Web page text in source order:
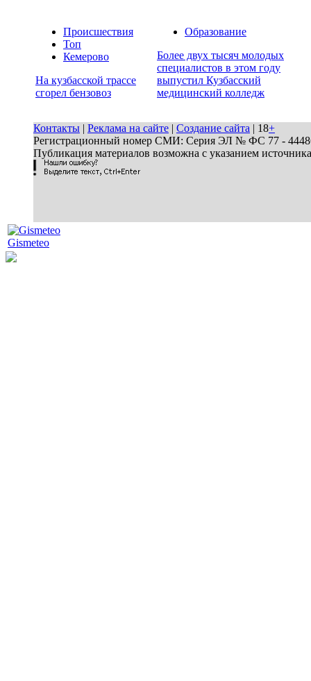
Происшествия
Топ
Кемерово
На кузбасской трассе
сгорел бензовоз
Образование
Более двух тысяч молодых
специалистов в этом году
выпустил Кузбасский
медицинский колледж
Контакты | Реклама на сайте | Создание сайта | 18+
Регистрационный номер СМИ: Серия ЭЛ № ФС 77 - 44486
Публикация материалов возможна с указанием
Gismeteo